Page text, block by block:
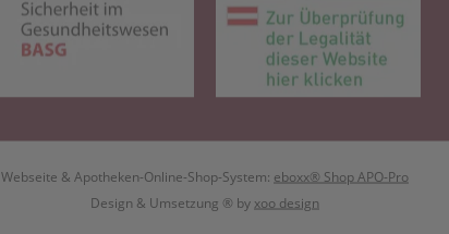
Webseite & Apotheken-Online-Shop-System: eboxx® Shop APO-Pro
Design & Umsetzung ® by xoo design